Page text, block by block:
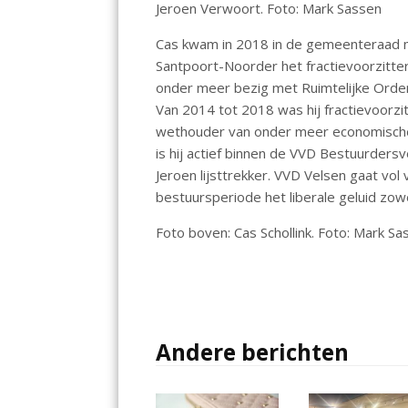
Jeroen Verwoort. Foto: Mark Sassen
Cas kwam in 2018 in de gemeenteraad
Santpoort-Noorder het
onder meer bezig met Ruimtelijke
Van 2014 tot 2018 was hij
wethouder van onder meer
is hij actief binnen de VVD
Jeroen lijsttrekker. VVD Velsen gaat
bestuursperiode het liberale geluid
Foto boven: Cas Schollink. Foto: Mark
Andere berichten